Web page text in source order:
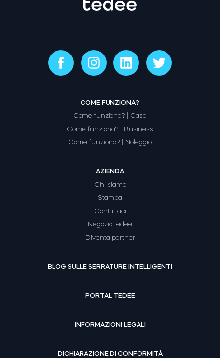
COME FUNZIONA?
Come funziona? | Casa
Come funziona? | Business
Come funziona? | Noleggio
AZIENDA
Chi siamo
Stampa
Contattaci
Negozio tedee
Diventa partner
BLOG SULLE SERRATURE INTELLIGENTI
PORTAL TEDEE
INFORMAZIONI LEGALI
DICHIARAZIONE DI CONFORMITÀ